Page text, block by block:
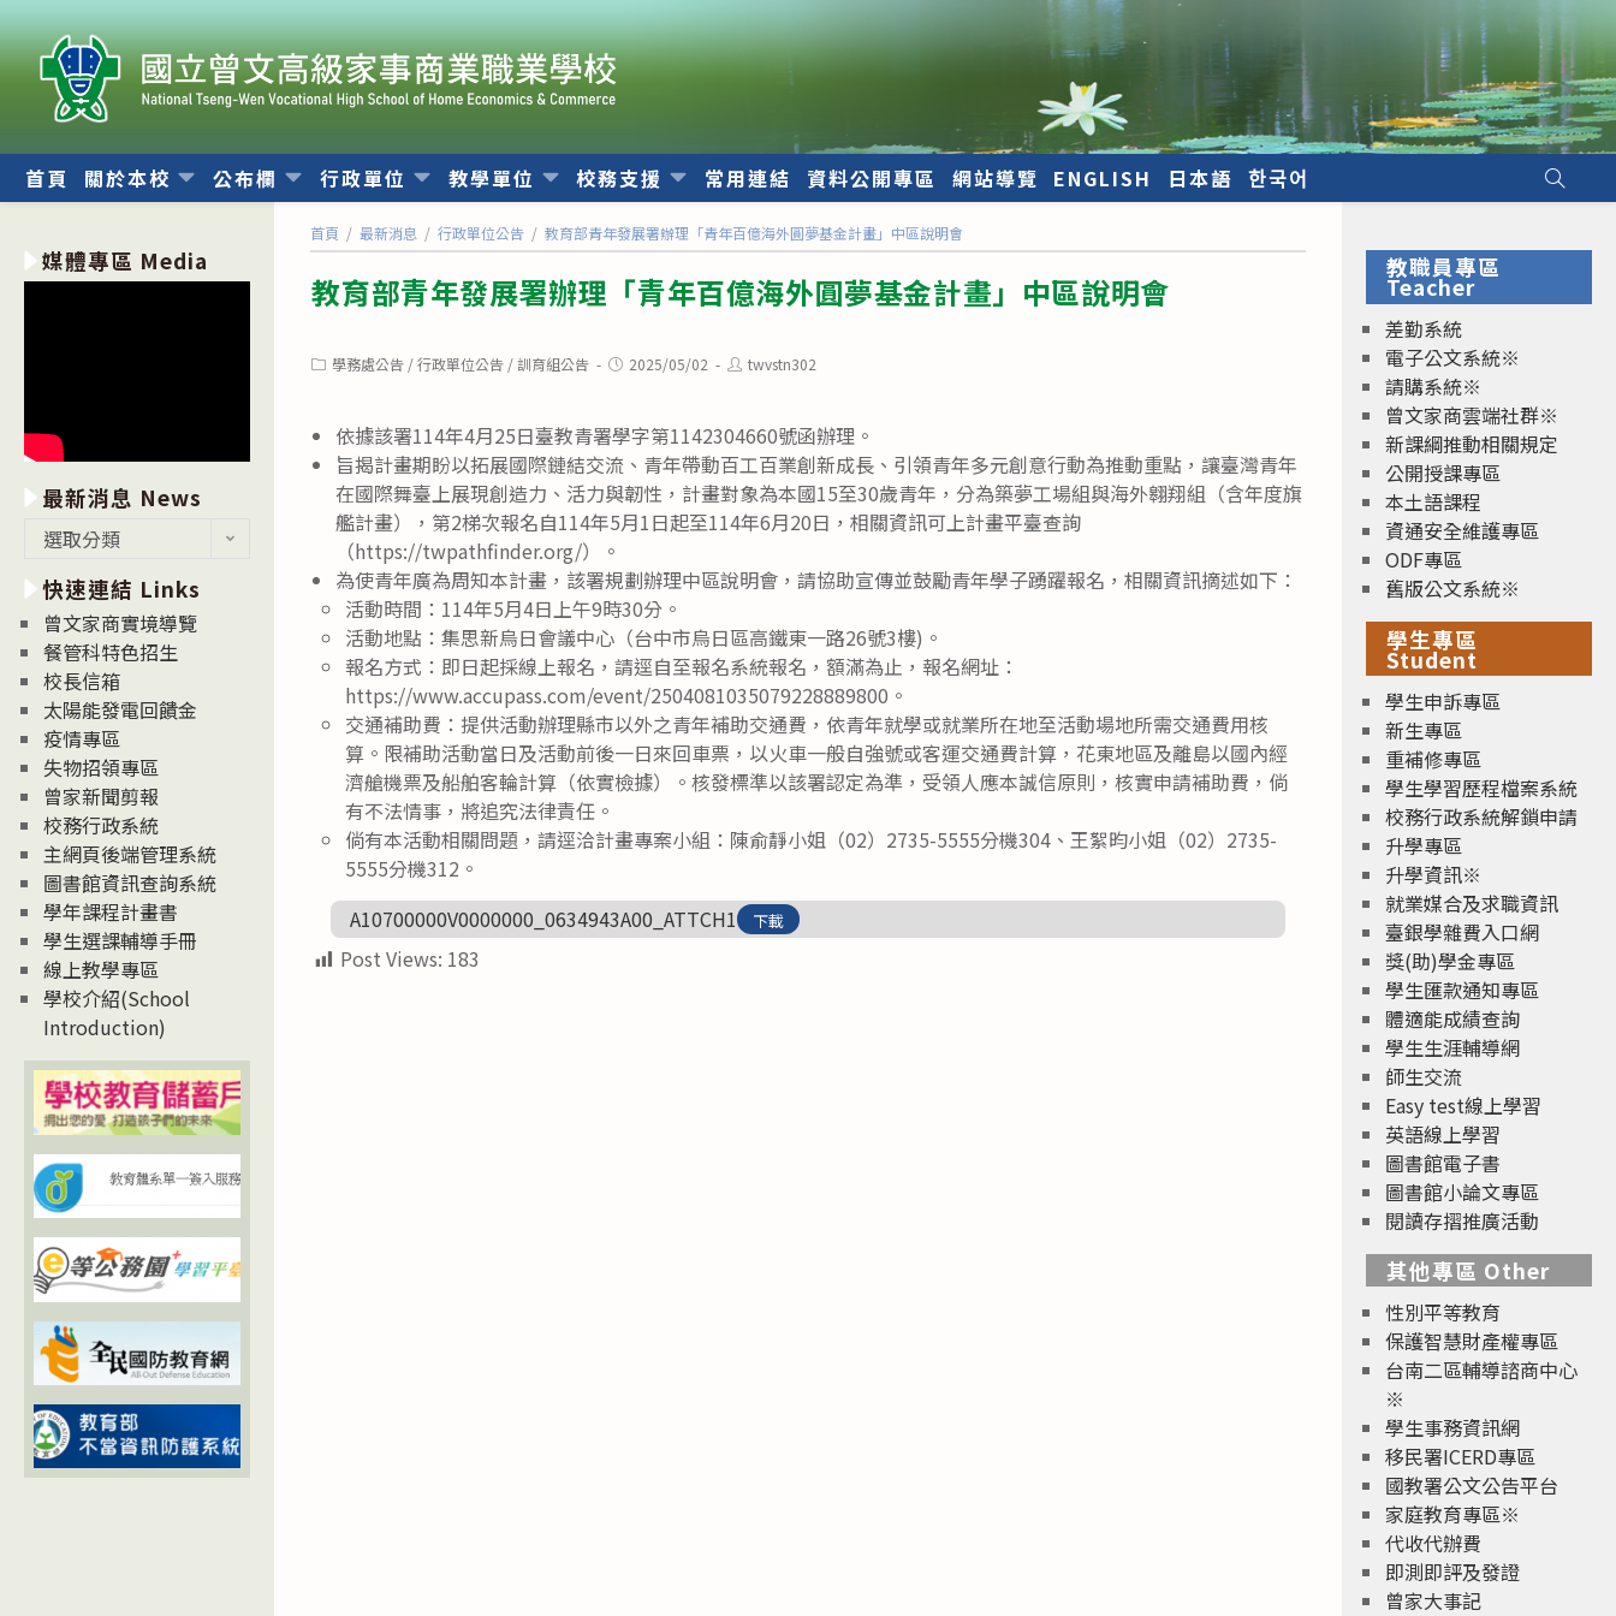
跳
轉
至
內
首頁 關於本校 公布欄 行政單位 教學單位 校務支援 常用連結 資料公開專區 網站導覽 ENGLISH 日本語 한국어
首頁 / 最新消息 / 行政單位公告 / 教育部青年發展署辦理「青年百億海外圓夢基金計畫」中區說明會
教育部青年發展署辦理「青年百億海外圓夢基金計畫」中區說明會
Post學務處公告 / 行政單位公告 / 訓育組公告
Post2025/05/02
Posttwvstn302
依據該署114年4月25日臺教青署學字第1142304660號函辦理。
旨揭計畫期盼以拓展國際鏈結交流、青年帶動百工百業創新成長、引領青年多元創意行動為推動重點，讓臺灣青年
在國際舞臺上展現創造力、活力與韌性，計畫對象為本國15至30歲青年，分為築夢工場組與海外翱翔組（含年度旗
艦計畫），第2梯次報名自114年5月1日起至114年6月20日，相關資訊可上計畫平臺查詢
（https://twpathfinder.org/）。
為使青年廣為周知本計畫，該署規劃辦理中區說明會，請協助宣傳並鼓勵青年學子踴躍報名，相關資訊摘述如下：
活動時間：114年5月4日上午9時30分。
活動地點：集思新烏日會議中心（台中市烏日區高鐵東一路26號3樓)。
報名方式：即日起採線上報名，請逕自至報名系統報名，額滿為止，報名網址：
https://www.accupass.com/event/2504081035079228889800。
交通補助費：提供活動辦理縣市以外之青年補助交通費，依青年就學或就業所在地至活動場地所需交通費用核
算。限補助活動當日及活動前後一日來回車票，以火車一般自強號或客運交通費計算，花東地區及離島以國內經
濟艙機票及船舶客輪計算（依實檢據）。核發標準以該署認定為準，受領人應本誠信原則，核實申請補助費，倘
有不法情事，將追究法律責任。
倘有本活動相關問題，請逕洽計畫專案小組：陳俞靜小姐（02）2735-5555分機304、王絮昀小姐（02）2735-
5555分機312。
A10700000V0000000_0634943A00_ATTCH1
下載
Post Views: 183
媒體專區 Media
最新消息 News
消
息
News
選取分類
快速連結 Links
曾文家商實境導覽
餐管科特色招生
校長信箱
太陽能發電回饋金
疫情專區
失物招領專區
曾家新聞剪報
校務行政系統
主網頁後端管理系統
圖書館資訊查詢系統
學年課程計畫書
學生選課輔導手冊
線上教學專區
學校介紹(School
Introduction)
教職員專區
Teacher
差勤系統
電子公文系統※
請購系統※
曾文家商雲端社群※
新課綱推動相關規定
公開授課專區
本土語課程
資通安全維護專區
ODF專區
舊版公文系統※
學生專區
Student
學生申訴專區
新生專區
重補修專區
學生學習歷程檔案系統
校務行政系統解鎖申請
升學專區
升學資訊※
就業媒合及求職資訊
臺銀學雜費入口網
獎(助)學金專區
學生匯款通知專區
體適能成績查詢
學生生涯輔導網
師生交流
Easy test線上學習
英語線上學習
圖書館電子書
圖書館小論文專區
閱讀存摺推廣活動
其他專區 Other
性別平等教育
保護智慧財產權專區
台南二區輔導諮商中心
※
學生事務資訊網
移民署ICERD專區
國教署公文公告平台
家庭教育專區※
代收代辦費
即測即評及發證
曾家大事記